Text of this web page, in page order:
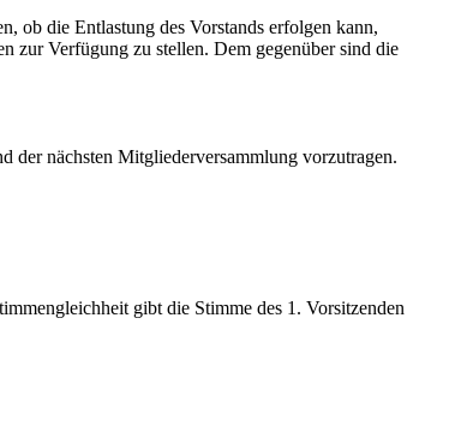
ob die Entlastung des Vorstands erfolgen kann,
zur Verfügung zu stellen. Dem gegenüber sind die
der nächsten Mitgliederversammlung vorzutragen.
gibt die Stimme des 1. Vorsitzenden